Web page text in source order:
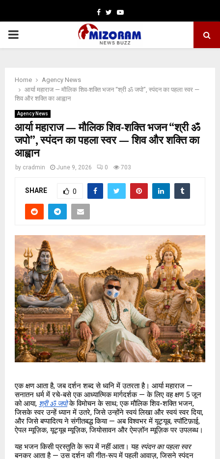
Facebook
TwitterYoutube
PRIMARY
Home
Agency News
आर्या महाराज — मौलिक शिव-शक्ति भजन “श्री ॐ जपो”, स्पंदन का पहला स्वर —
शिव और शक्ति का आह्वान
Agency News
आर्या महाराज — मौलिक शिव-शक्ति भजन “श्री ॐ
जपो”, स्पंदन का पहला स्वर — शिव और शक्ति का
आह्वान
by cradmin June 9, 2026 0 703
SHARE 0
एक क्षण आता है, जब दर्शन शब्द से ध्वनि में उतरता है। आर्या महाराज —
सनातन धर्म में रचे-बसे एक आध्यात्मिक मार्गदर्शक — के लिए वह क्षण 5 जून
को आया, श्री ॐ जपो के विमोचन के साथ; एक मौलिक शिव-शक्ति भजन,
जिसके स्वर उन्हें ध्यान में उतरे, जिसे उन्होंने स्वयं लिखा और स्वयं स्वर दिया,
और जिसे बप्पादित्य ने संगीतबद्ध किया — अब विश्वभर में यूट्यूब, स्पॉटिफ़ाई,
ऐपल म्यूज़िक, यूट्यूब म्यूज़िक, जियोसावन और ऐमज़ॉन म्यूज़िक पर उपलब्ध।
यह भजन किसी प्रस्तुति के रूप में नहीं आता। यह स्पंदन का पहला स्वर
बनकर आता है — उस दर्शन की गीत-रूप में पहली आवाज़, जिसने स्पंदन